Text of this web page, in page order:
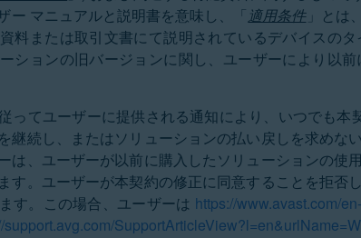
ー マニュアルと説明書を意味し、「適用条件」とは
料または取引文書にて説明されているデバイスの
ションの旧バージョンに関し、ユーザーにより以
ってユーザーに提供される通知により、いつでも
継続し、またはソリューションの払い戻しを求め
は、ユーザーが以前に購入したソリューションの
す。ユーザーが本契約の修正に同意することを拒
す。この場合、ユーザーは https://www.avast.com/
support.avg.com/